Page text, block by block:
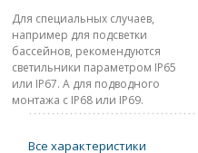
Для специальных случаев,
например для подсветки
бассейнов, рекомендуются
светильники параметром IP65
или IP67. А для подводного
монтажа с IP68 или IP69.
Все характеристики